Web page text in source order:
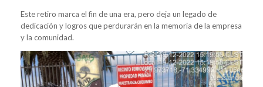
Este retiro marca el fin de una era, pero deja un legado de
dedicación y logros que perdurarán en la memoria de la empresa
y la comunidad.